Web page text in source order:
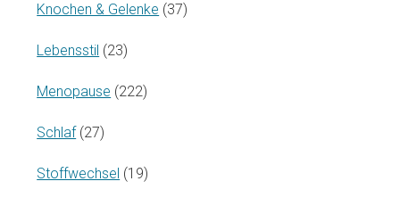
Knochen & Gelenke (37)
Lebensstil (23)
Menopause (222)
Schlaf (27)
Stoffwechsel (19)